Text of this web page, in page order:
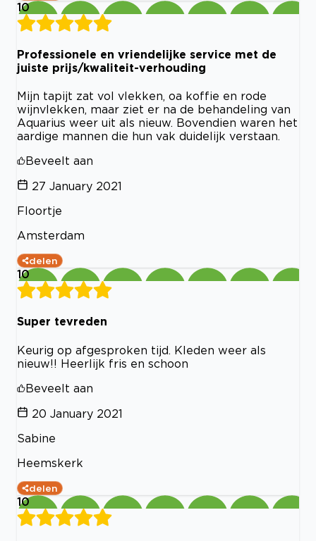
10
Professionele en vriendelijke service met de
juiste prijs/kwaliteit-verhouding
Mijn tapijt zat vol vlekken, oa koffie en rode
wijnvlekken, maar ziet er na de behandeling van
Aquarius weer uit als nieuw. Bovendien waren het
aardige mannen die hun vak duidelijk verstaan.
Beveelt aan
27 January 2021
Floortje
Amsterdam
delen
10
Super tevreden
Keurig op afgesproken tijd. Kleden weer als
nieuw!! Heerlijk fris en schoon
Beveelt aan
20 January 2021
Sabine
Heemskerk
delen
10